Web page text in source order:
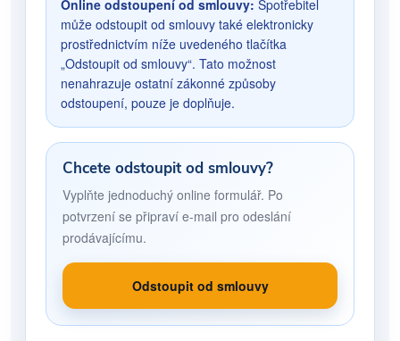
Online odstoupení od smlouvy: Spotřebitel
může odstoupit od smlouvy také elektronicky
prostřednictvím níže uvedeného tlačítka
„Odstoupit od smlouvy“. Tato možnost
nenahrazuje ostatní zákonné způsoby
odstoupení, pouze je doplňuje.
Chcete odstoupit od smlouvy?
Vyplňte jednoduchý online formulář. Po
potvrzení se připraví e-mail pro odeslání
prodávajícímu.
Odstoupit od smlouvy